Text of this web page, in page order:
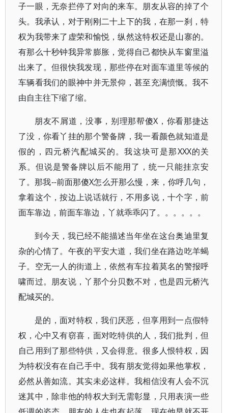
子一眼，无奈拦停了对向的来车。朋友从容的掉了个
头。我承认，对于刚刚二十上下的我，在那一刹，特
权为我带来了虚荣和愉悦，纵然这特权还是山寨的。
有那么十秒钟我异常膨胀，觉得自己都快从车窗里溢
出来了。但很快我发现，那些停在对面车道里等候的
车辆看我们的眼神中并无景仰，甚至充满愤慨。我不
由自主往下缩了缩。
朋友不屑道，没事，别理那帮傻X，你看那捷达
了没，你看丫挂的那个警备牌，我一看颜色就知道是
假的，四元桥汽配城买的。我这块可是那XXX的关
系。但说是警备牌以后不能用了，统一只能挂京安
了。那我--前面那傻X怎么开那么慢，来，你呼几句，
拿着这个，按边上说话就行，不用多说，十个字，前
面车靠边，前面车靠边，丫就乖乖闪了。。。。。。
到今天，我已经不能描述当年坐在这台奥迪里复
杂的心情了。午夜的平安大道，我们坐在路边吃羊蝎
子。空无一人的街道上，依然有车拉着莫名的警报呼
啸而过。朋友说，丫那个分贝数不对，也是四元桥汽
配城买的。
是的，面对特权，我们厌恶，但享用到一点假特
权，心中又有窃喜，面对吃特供的人，我们批判，但
自己用到了那些特供，又会得意。很多人恨特权，因
为特权没有在自己手中。我有朋友觉得如果他掌权，
必然从善如流。其实未必这样。我相信没有人会不沉
迷其中，除非他的特权大到无需彰显，只用表演一些